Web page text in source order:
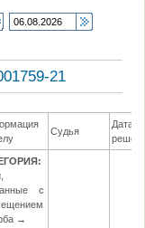
21
Судья
Дата
с
→